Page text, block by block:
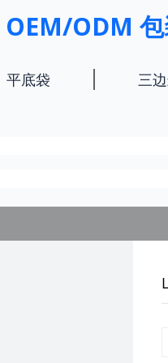
OEM/ODM
平底袋 三